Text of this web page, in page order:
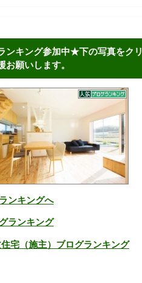
ンキング参加中★下の写真をクリ
お願いします。
ンキングへ
ランキング
宅（施主）ブログランキング